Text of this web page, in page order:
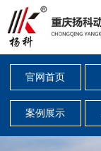
官网首页
案例展示